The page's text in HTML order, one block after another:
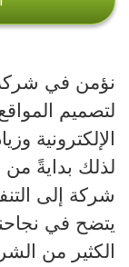
نؤمن في شركة
لتصميم
الإلكترونية
لذلك بدايةً
شركة إلى
يتضح في
الكثير من